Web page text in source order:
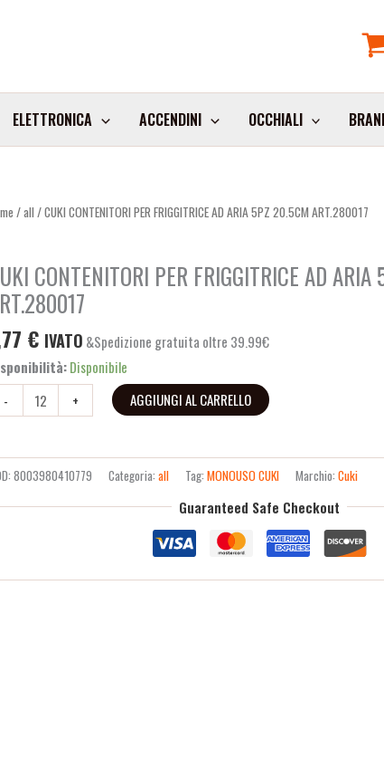
ELETTRONICA ACCENDINI OCCHIALI
/all / CUKI CONTENITORI PER FRIGGITRICE AD ARIA 5PZ 20.5CM ART.280017
CONTENITORI PER FRIGGITRICE AD
€ IVATO &Spedizione gratuita oltre 39.99€
Disponibile
-
+ AGGIUNGI AL CARRELLO
8003980410779 Categoria:all Tag:MONOUSO CUKI Marchio:Cuki
Guaranteed Safe Checkout